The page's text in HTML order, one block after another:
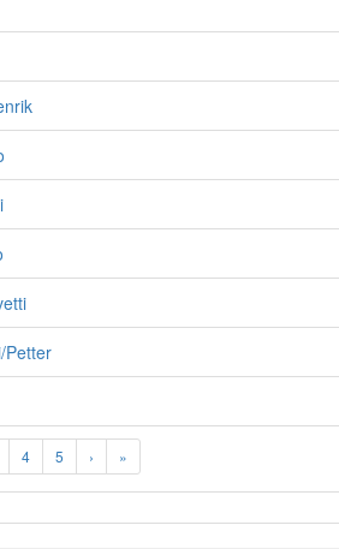
Petter
4 5 › »